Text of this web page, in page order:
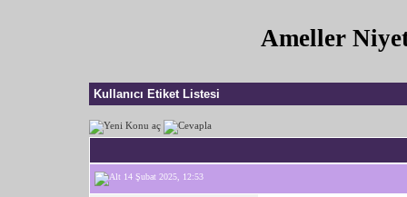
Ameller
Kullanıcı Etiket Listesi
14 Şubat 2025, 12:53